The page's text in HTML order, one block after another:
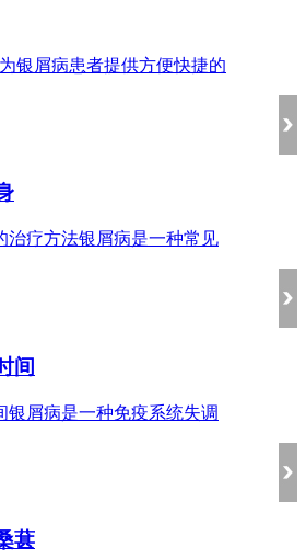
银屑病患者提供方便快捷的
治疗方法银屑病是一种常见
间
银屑病是一种免疫系统失调
葚